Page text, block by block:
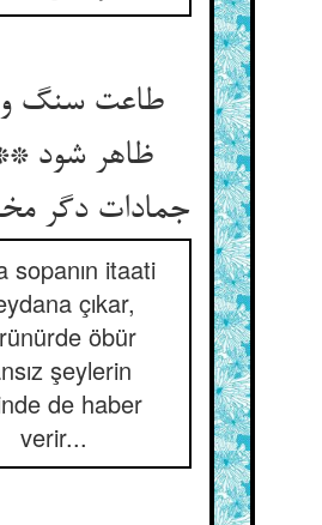
طاعت سنگ
ظاهر شود
جمادات دگر
sopanın itaati
çıkar,
öbür
şeylerin
de haber
verir...